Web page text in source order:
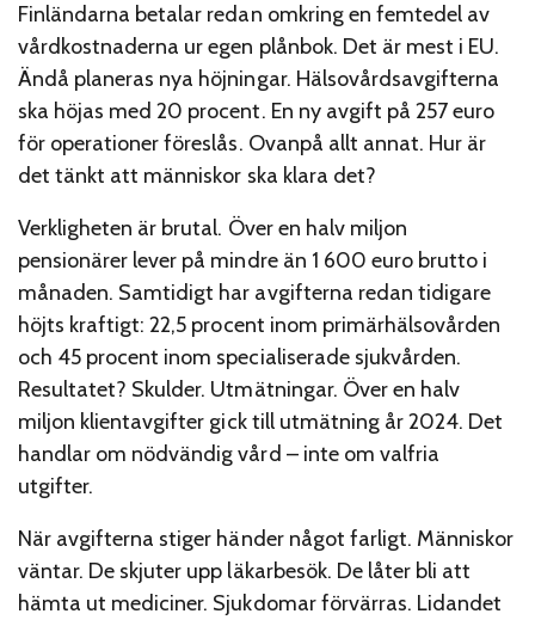
Finländarna betalar redan omkring en femtedel av
vårdkostnaderna ur egen plånbok. Det är mest i EU.
Ändå planeras nya höjningar. Hälsovårdsavgifterna
ska höjas med 20 procent. En ny avgift på 257 euro
för operationer föreslås. Ovanpå allt annat. Hur är
det tänkt att människor ska klara det?
Verkligheten är brutal. Över en halv miljon
pensionärer lever på mindre än 1 600 euro brutto i
månaden. Samtidigt har avgifterna redan tidigare
höjts kraftigt: 22,5 procent inom primärhälsovården
och 45 procent inom specialiserade sjukvården.
Resultatet? Skulder. Utmätningar. Över en halv
miljon klientavgifter gick till utmätning år 2024. Det
handlar om nödvändig vård – inte om valfria
utgifter.
När avgifterna stiger händer något farligt. Människor
väntar. De skjuter upp läkarbesök. De låter bli att
hämta ut mediciner. Sjukdomar förvärras. Lidandet